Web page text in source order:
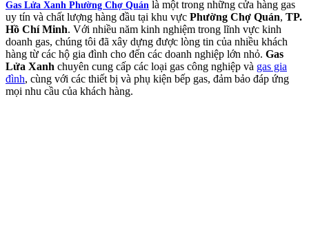
Gas Lửa Xanh Phường Chợ Quán là một trong những cửa hàng gas
uy tín và chất lượng hàng đầu tại khu vực Phường Chợ Quán, TP.
Hồ Chí Minh. Với nhiều năm kinh nghiệm trong lĩnh vực kinh
doanh gas, chúng tôi đã xây dựng được lòng tin của nhiều khách
hàng từ các hộ gia đình cho đến các doanh nghiệp lớn nhỏ. Gas
Lửa Xanh chuyên cung cấp các loại gas công nghiệp và gas gia
đình, cùng với các thiết bị và phụ kiện bếp gas, đảm bảo đáp ứng
mọi nhu cầu của khách hàng.